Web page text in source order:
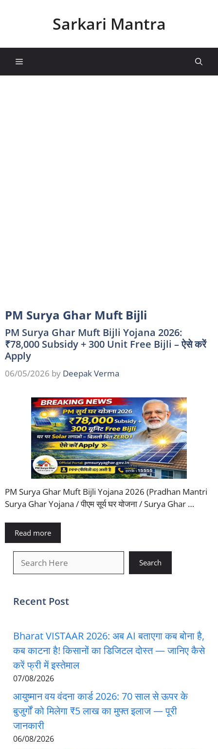
Sarkari Mantra
Menu
PM Surya Ghar Muft Bijli
PM Surya Ghar Muft Bijli Yojana 2026:
₹78,000 Subsidy + 300 Unit Free Bijli – ऐसे करें
Apply
06/05/2026 by Deepak Verma
PM Surya Ghar Muft Bijli Yojana 2026 (Pradhan Mantri
Surya Ghar Yojana / पीएम सूर्य घर योजना / Surya Ghar …
Read more
Search
Recent Post
Bharat VISTAAR 2026: अब AI बताएगा कब बोना है,
कब काटना है! किसानों का डिजिटल दोस्त — जानिए कैसे
करें फ्री में इस्तेमाल
07/08/2026
आयुष्मान वय वंदना कार्ड 2026: 70 साल से ऊपर के
बुजुर्गों को मिलेगा ₹5 लाख का मुफ्त इलाज — पूरी
जानकारी
06/08/2026